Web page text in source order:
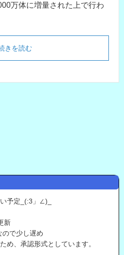
万体に増量された上で行わ
きを読む
予定_(:3」∠)_
新
で少し遅め
め、承認形式としています。